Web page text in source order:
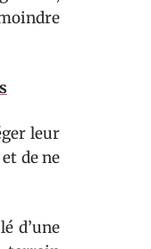
leur
de ne
d’une